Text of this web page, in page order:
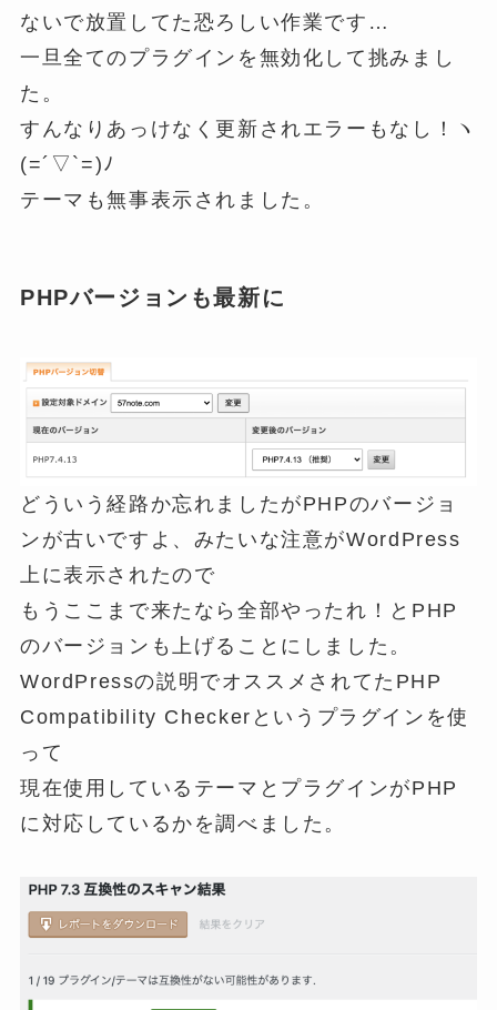
ないで放置してた恐ろしい作業です…
一旦全てのプラグインを無効化して挑みまし
た。
すんなりあっけなく更新されエラーもなし！ヽ
(=´▽`=)ﾉ
テーマも無事表示されました。
PHPバージョンも最新に
どういう経路か忘れましたがPHPのバージョ
ンが古いですよ、みたいな注意がWordPress
上に表示されたので
もうここまで来たなら全部やったれ！とPHP
のバージョンも上げることにしました。
WordPressの説明でオススメされてたPHP
Compatibility Checkerというプラグインを使
って
現在使用しているテーマとプラグインがPHP
に対応しているかを調べました。